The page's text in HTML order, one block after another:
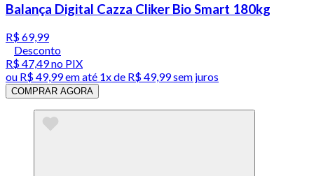
Balança Digital Cazza Cliker Bio Smart 180kg
R$ 69,99
Desconto
R$ 47,49no PIX
ou R$ 49,99em até 1x de R$ 49,99sem juros
COMPRAR AGORA